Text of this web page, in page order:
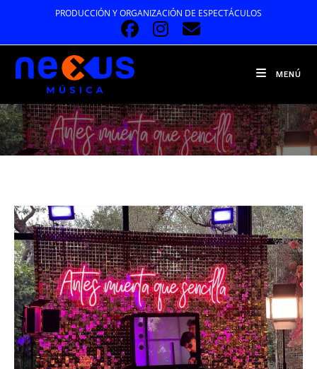
contenido
PRODUCCIÓN Y ORGANIZACIÓN DE ESPECTÁCULOS
MENÚ